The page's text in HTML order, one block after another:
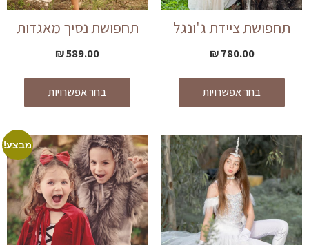
תחפושת ציידת ג'ונגל
780.00
₪
בחר אפשרויות
תחפושת נסיך מאגדות
589.00
₪
בחר אפשרויות
מבצע!